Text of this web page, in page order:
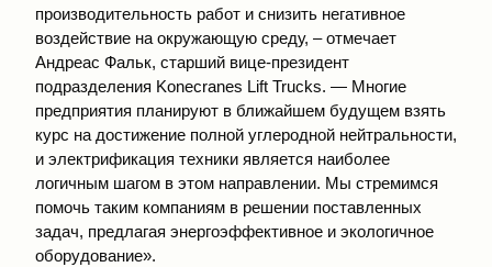
производительность работ и снизить негативное
воздействие на окружающую среду, – отмечает
Андреас Фальк, старший вице-президент
подразделения Konecranes Lift Trucks. — Многие
предприятия планируют в ближайшем будущем взять
курс на достижение полной углеродной нейтральности,
и электрификация техники является наиболее
логичным шагом в этом направлении. Мы стремимся
помочь таким компаниям в решении поставленных
задач, предлагая энергоэффективное и экологичное
оборудование».